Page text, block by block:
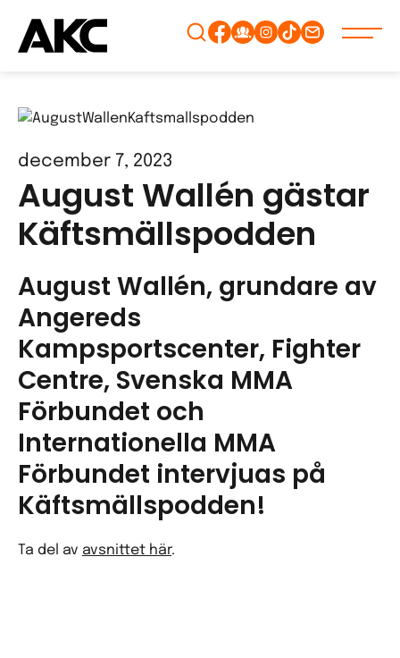
Gå
december 7, 2023
August Wallén gästar
Käftsmällspodden
August Wallén, grundare av
Angereds
Kampsportscenter, Fighter
Centre, Svenska MMA
Förbundet och
Internationella MMA
Förbundet intervjuas på
Käftsmällspodden!
Ta del av avsnittet här.